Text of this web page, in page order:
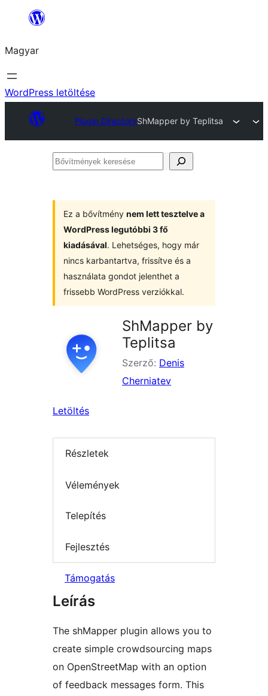
Ugrás
tartalomhoz
Magyar
WordPress letöltése
Plugin DirectoryShMapper by Teplitsa
Bővítmények
Ez a bővítmény nem lett tesztelve a
WordPress legutóbbi 3 fő
kiadásával. Lehetséges, hogy már
nincs karbantartva, frissítve és a
használata gondot jelenthet a
frissebb WordPress verziókkal.
ShMapper by
Teplitsa
Szerző: Denis
Cherniatev
Letöltés
Részletek
Vélemények
Telepítés
Fejlesztés
Támogatás
Leírás
The shMapper plugin allows you to
create simple crowdsourcing maps
on OpenStreetMap with an option
of feedback messages form. This